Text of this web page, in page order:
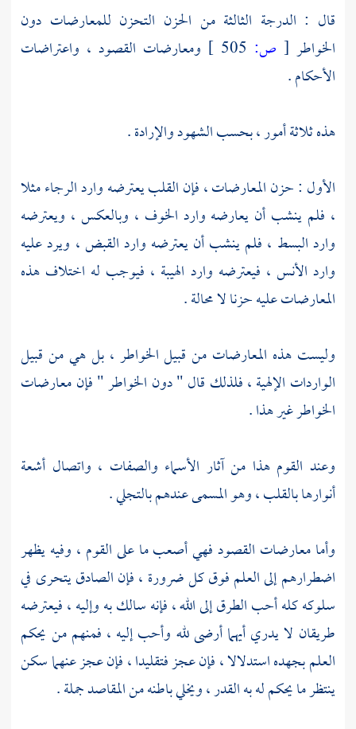
قال : الدرجة الثالثة من الحزن التحزن للمعارضات دون
الخواطر [ ص:
ومعارضات القصود ، واعتراضات
الأحكام .
هذه ثلاثة أمور ، بحسب الشهود والإرادة .
الأول : حزن المعارضات ، فإن القلب يعترضه وارد الرجاء مثلا
، فلم ينشب أن يعارضه وارد الخوف ، وبالعكس ، ويعترضه
وارد البسط ، فلم ينشب أن يعترضه وارد القبض ، ويرد عليه
وارد الأنس ، فيعترضه وارد الهيبة ، فيوجب له اختلاف هذه
المعارضات عليه حزنا لا محالة .
وليست هذه المعارضات من قبيل الخواطر ، بل هي من قبيل
الواردات الإلهية ، فلذلك قال " دون الخواطر " فإن معارضات
الخواطر غير هذا .
وعند القوم هذا من آثار الأسماء والصفات ، واتصال أشعة
أنوارها بالقلب ، وهو المسمى عندهم بالتجلي .
وأما معارضات القصود فهي أصعب ما على القوم ، وفيه يظهر
اضطرارهم إلى العلم فوق كل ضرورة ، فإن الصادق يتحرى في
سلوكه كله أحب الطرق إلى الله ، فإنه سالك به وإليه ، فيعترضه
طريقان لا يدري أيهما أرضى لله وأحب إليه ، فمنهم من يحكم
العلم بجهده استدلالا ، فإن عجز فتقليدا ، فإن عجز عنهما سكن
ينتظر ما يحكم له به القدر ، ويخلي باطنه من المقاصد جملة .